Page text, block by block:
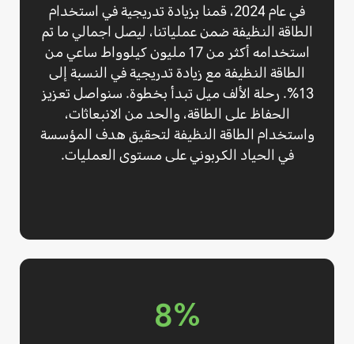
في عام 2024، قمنا بزيادة تدريجية في استخدام
الطاقة النظيفة ضمن عملياتنا، ليصل اجمالي ما تم
استخدامه أكثر من 17 مليون كيلوواط ساعي من
الطاقة النظيفة مع زيادة تدريجية في النسبة إلى
13%. رحلة الألف ميل تبدأ بخطوة. سنواصل تعزيز
الحفاظ على الطاقة، والحد من الانبعاثات،
واستخدام الطاقة النظيفة لتحقيق هدف المؤسسة
في الحياد الكربوني على مستوى العمليات.
8%